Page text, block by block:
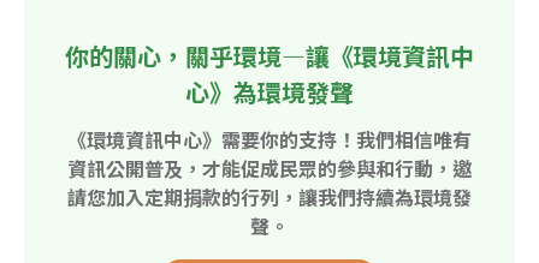
你的關心，關乎環境—讓《環境資訊中
心》為環境發聲
《環境資訊中心》需要你的支持！我們相信唯有
資訊公開普及，才能促成民眾的參與和行動，邀
請您加入定期捐款的行列，讓我們持續為環境發
聲。